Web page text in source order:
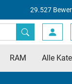
29.527
RAM Alle